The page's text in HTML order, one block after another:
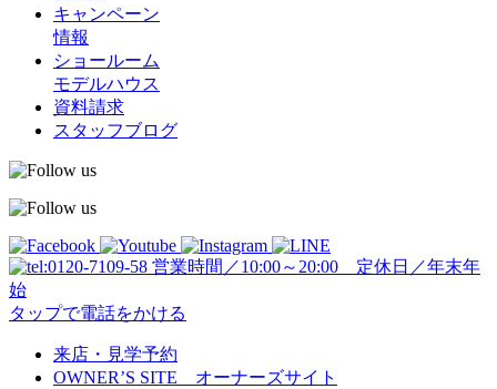
キャンペーン
情報
ショールーム
モデルハウス
資料請求
スタッフブログ
営業時間／10:00～20:00 定休日／年末年
始
タップで電話をかける
来店・見学予約
OWNER’S SITE オーナーズサイト